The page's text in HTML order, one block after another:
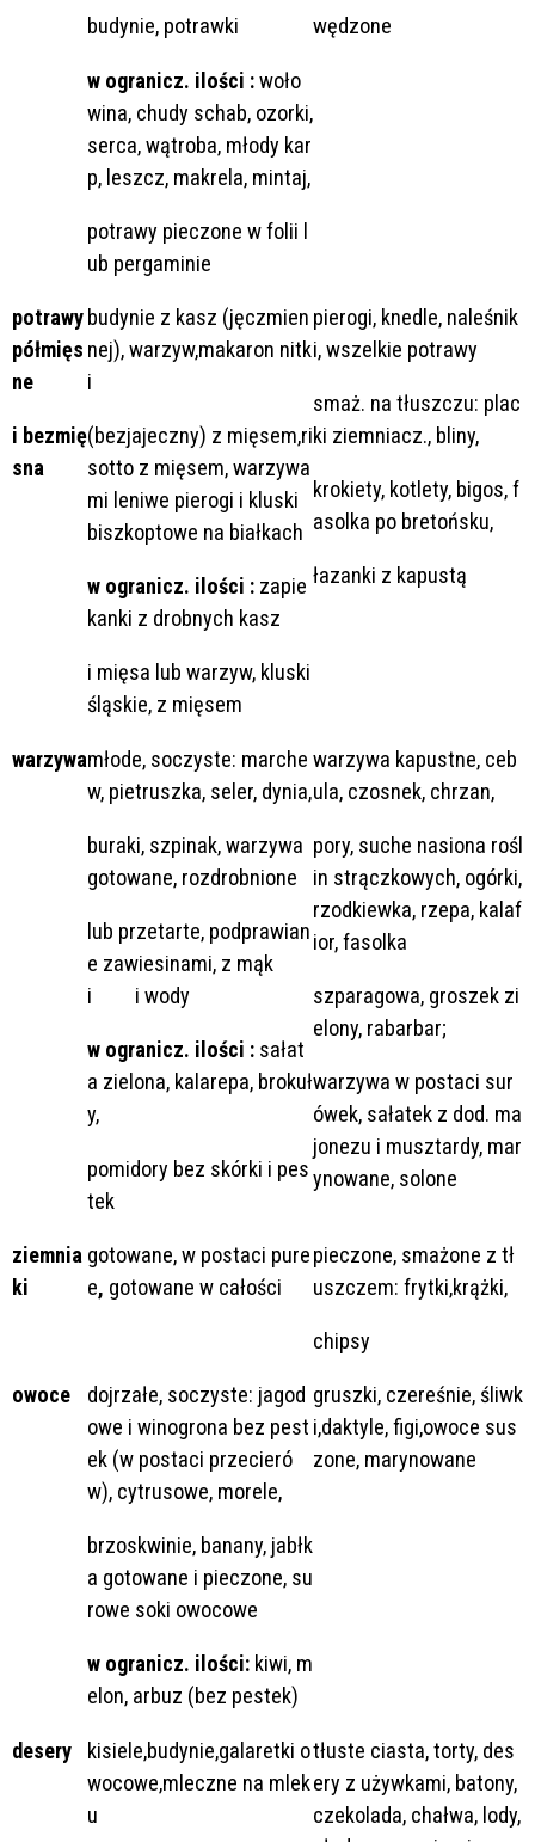
budynie, potrawki
w ogranicz. ilości :woło
wina, chudy schab, ozorki,
serca, wątroba, młody kar
p, leszcz, makrela, mintaj,
potrawy pieczone w folii l
ub pergaminie
wędzone
potrawy
półmięs
ne
i bezmię
sna
budynie z kasz (jęczmien
nej), warzyw,makaron nitk
i
(bezjajeczny) z mięsem,ri
sotto z mięsem, warzywa
mi leniwe pierogi i kluski
biszkoptowe na białkach
w ogranicz. ilości : zapie
kanki z drobnych kasz
i mięsa lub warzyw, kluski
śląskie, z mięsem
pierogi, knedle, naleśnik
i, wszelkie potrawy
smaż. na tłuszczu: plac
ki ziemniacz., bliny,
krokiety, kotlety, bigos, f
asolka po bretońsku,
łazanki z kapustą
warzywamłode, soczyste: marche
w, pietruszka, seler, dynia,
buraki, szpinak, warzywa
gotowane, rozdrobnione
lub przetarte, podprawian
e zawiesinami, z mąk
i i wody
w ogranicz. ilości : sałat
a zielona, kalarepa, brokuł
y,
pomidory bez skórki i pes
tek
warzywa kapustne, ceb
ula, czosnek, chrzan,
pory, suche nasiona rośl
in strączkowych, ogórki,
rzodkiewka, rzepa, kalaf
ior, fasolka
szparagowa, groszek zi
elony, rabarbar;
warzywa w postaci sur
ówek, sałatek z dod. ma
jonezu i musztardy, mar
ynowane, solone
ziemnia
ki
gotowane, w postaci pure
e, gotowane w całości
pieczone, smażone z tł
uszczem: frytki,krążki,
chipsy
owoce
dojrzałe, soczyste: jagod
owe i winogrona bez pest
ek (w postaci przecieró
w), cytrusowe, morele,
brzoskwinie, banany, jabłk
a gotowane i pieczone, su
rowe soki owocowe
w ogranicz. ilości: kiwi, m
elon, arbuz (bez pestek)
gruszki, czereśnie, śliwk
i,daktyle, figi,owoce sus
zone, marynowane
desery
kisiele,budynie,galaretki o
wocowe,mleczne na mlek
u
tłuste ciasta, torty, des
ery z używkami, batony,
czekolada, chałwa, lody,